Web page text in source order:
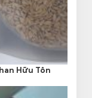
Hữu Tôn